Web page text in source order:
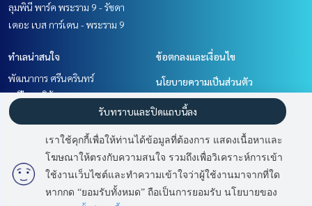
ลุมพินี พาร์ค พระราม 9 - รัชดา
เดอะ เบส การ์เดน - พระราม 9
ทำเลน่าสนใจ
พัฒนาการ ศรีนครินทร์
เสรีไทย-นิด้า
รามคำแหง หัวหมาก
พระราม 9 เพชรบุรีตัดใหม่ RCA
ข้อตกลงและเงื่อนไข
นโยบายความเป็นส่วนตัว
เกี่ยวกับเรา
วิธีการฝากขาย-เช่า
ติดต่อ
เราใช้คุกกี้เพื่อให้ท่านได้ข้อมูลที่ต้องการ แสดงเนื้อหาและ
โฆษณาให้ตรงกับความสนใจ รวมถึงเพื่อวิเคราะห์การเข้า
ใช้งานเว็บไซต์และทำความเข้าใจว่าผู้ใช้งานมาจากที่ใด
หากกด “ยอมรับทั้งหมด” ถือเป็นการยอมรับ นโยบายของ
รับทราบและปิดแถบนี้ลง